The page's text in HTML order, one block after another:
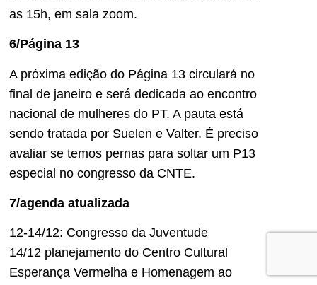
as 15h, em sala zoom.
6/Página 13
A próxima edição do Página 13 circulará no
final de janeiro e será dedicada ao encontro
nacional de mulheres do PT. A pauta está
sendo tratada por Suelen e Valter. É preciso
avaliar se temos pernas para soltar um P13
especial no congresso da CNTE.
7/agenda atualizada
12-14/12: Congresso da Juventude
14/12 planejamento do Centro Cultural
Esperança Vermelha e Homenagem ao